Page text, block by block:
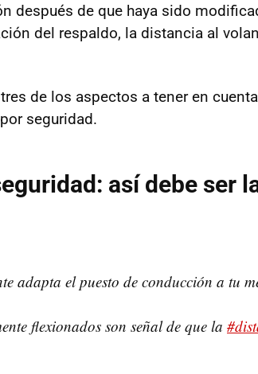
después de que haya sido
del respaldo, la distancia al
de los aspectos a tener en
seguridad.
así debe ser
adapta el puesto de conducción a tu
flexionados son señal de que la